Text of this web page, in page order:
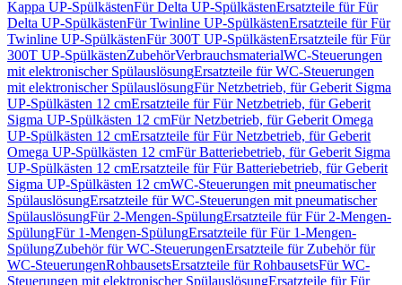
Kappa UP-SpülkästenFür Delta UP-SpülkästenErsatzteile für Für
Delta UP-SpülkästenFür Twinline UP-SpülkästenErsatzteile für Für
Twinline UP-SpülkästenFür 300T UP-SpülkästenErsatzteile für Für
300T UP-SpülkästenZubehörVerbrauchsmaterialWC-Steuerungen
mit elektronischer SpülauslösungErsatzteile für WC-Steuerungen
mit elektronischer SpülauslösungFür Netzbetrieb, für Geberit Sigma
UP-Spülkästen 12 cmErsatzteile für Für Netzbetrieb, für Geberit
Sigma UP-Spülkästen 12 cmFür Netzbetrieb, für Geberit Omega
UP-Spülkästen 12 cmErsatzteile für Für Netzbetrieb, für Geberit
Omega UP-Spülkästen 12 cmFür Batteriebetrieb, für Geberit Sigma
UP-Spülkästen 12 cmErsatzteile für Für Batteriebetrieb, für Geberit
Sigma UP-Spülkästen 12 cmWC-Steuerungen mit pneumatischer
SpülauslösungErsatzteile für WC-Steuerungen mit pneumatischer
SpülauslösungFür 2-Mengen-SpülungErsatzteile für Für 2-Mengen-
SpülungFür 1-Mengen-SpülungErsatzteile für Für 1-Mengen-
SpülungZubehör für WC-SteuerungenErsatzteile für Zubehör für
WC-SteuerungenRohbausetsErsatzteile für RohbausetsFür WC-
Steuerungen mit elektronischer SpülauslösungErsatzteile für Für